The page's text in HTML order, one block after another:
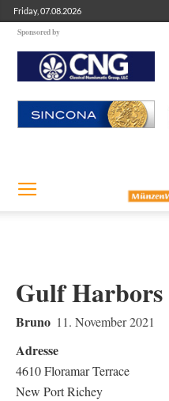
Friday, 07.08.2026
Sponsored by
Gulf
Bruno 11. November 2021
Adresse
4610 Floramar Terrace
New Port Richey